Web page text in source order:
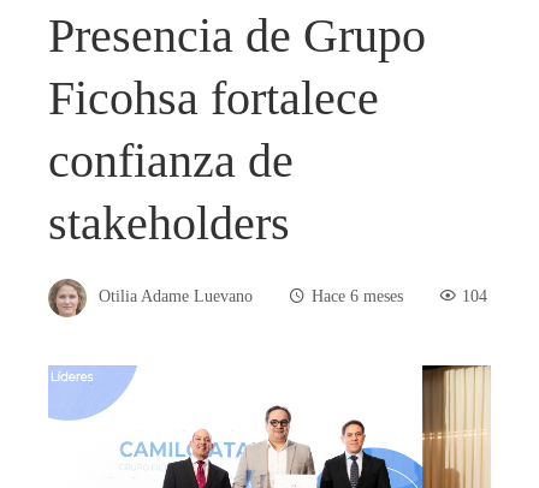
Presencia de Grupo
Ficohsa fortalece
confianza de
stakeholders
Otilia Adame Luevano Hace 6 meses 104